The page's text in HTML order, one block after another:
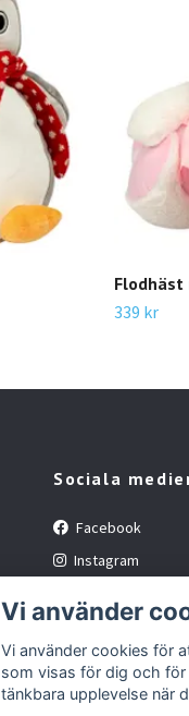
339 kr
Sociala
Facebook
Instagram
Vi använder
Vi använder cookies för
som visas för dig och
tänkbara upplevelse när